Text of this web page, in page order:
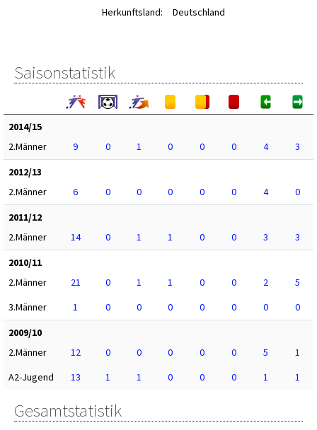
Herkunftsland:
Deutschland
Saisonstatistik
2014/15
2.Männer
9 0 1 0 0 0 4
3
2012/13
2.Männer
6 0 0 0 0 0 4
0
2011/12
2.Männer
14 0 1 1 0 0 3
3
2010/11
2.Männer
21 0 1 1 0 0 2
5
3.Männer
1 0 0 0 0 0 0
0
2009/10
2.Männer
12 0 0 0 0 0 5
1
A2-Jugend
13 1 1 0 0 0 1 1
Gesamtstatistik